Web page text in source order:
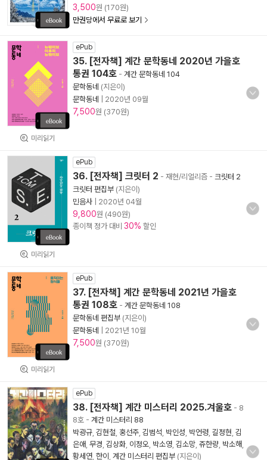
3,500원 (170원)
만권당에서 무료로 보기
미리읽기
ePub
35. [전자책] 계간 문학동네 2020년 가을호
통권 104호 - 계간 문학동네 104
문학동네 (지은이)
문학동네
2020년 09월
7,500원 (370원)
미리읽기
ePub
36. [전자책] 크릿터 2 - 재현/리얼리즘 - 크릿터 2
크릿터 편집부 (지은이)
민음사
2020년 04월
9,800원 (490원)
종이책 정가 대비 30% 할인
미리읽기
ePub
37. [전자책] 계간 문학동네 2021년 가을호
통권 108호 - 계간 문학동네 108
문학동네 편집부 (지은이)
문학동네
2021년 10월
7,500원 (370원)
ePub
38. [전자책] 계간 미스터리 2025.겨울호 - 8
8호 - 계간 미스터리 88
박광규 김현철 홍선주 김범석 박인성 박언령 길정현 김
은애 무경 김상화 이정오 박소영 김소망 쥬한량 박소해
황세연 한이 계간 미스터리 편집부 (지은이)